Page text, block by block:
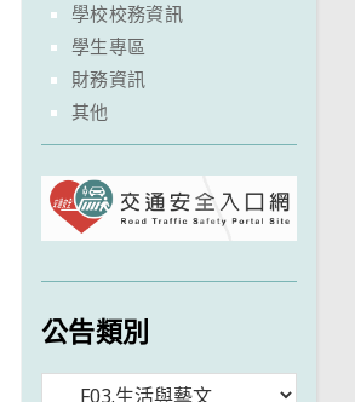
學校校務資訊
學生專區
財務資訊
其他
公告類別